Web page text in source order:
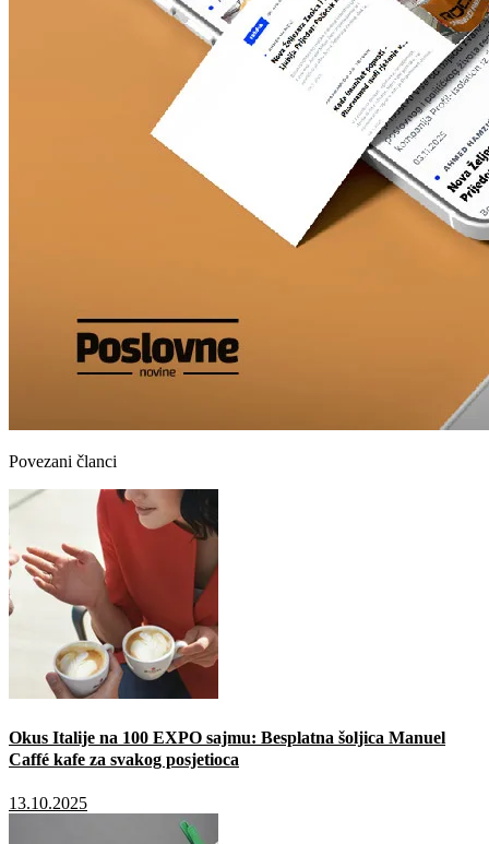
Povezani članci
Okus Italije na 100 EXPO sajmu: Besplatna šoljica Manuel
Caffé kafe za svakog posjetioca
13.10.2025